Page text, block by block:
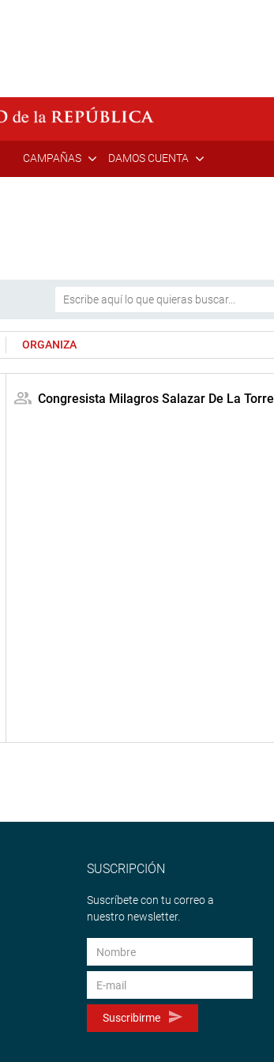
CAMPAÑAS DAMOS CUENTA
ORGANIZA
Congresista Milagros Salazar De La Torre
SUSCRIPCIÓN
Suscríbete con tu correo a
nuestro newsletter.
Suscribirme